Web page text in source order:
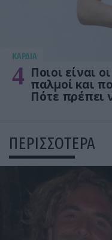
KΑΡΔΙΑ
4 Ποιοι είναι
παλμοί και
Πότε πρέπει
ΠΕΡΙΣΣΟΤΕΡΑ